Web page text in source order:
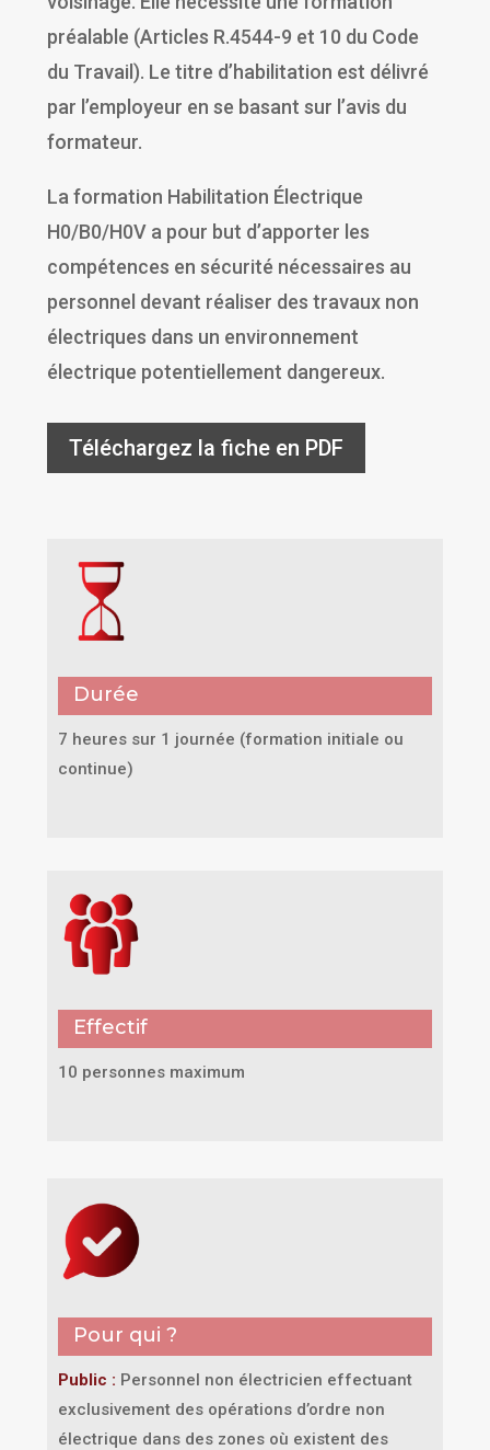
préalable (Articles R.4544-9 et 10 du Code
du Travail). Le titre d’habilitation est délivré
par l’employeur en se basant sur l’avis du
formateur.
La formation Habilitation Électrique
H0/B0/H0V a pour but d’apporter les
compétences en sécurité nécessaires au
personnel devant réaliser des travaux non
électriques dans un environnement
électrique potentiellement dangereux.
Téléchargez la fiche en PDF
Durée
7 heures sur 1 journée (formation initiale ou
continue)
Effectif
10 personnes maximum
Pour qui ?
Public : Personnel non électricien effectuant
exclusivement des opérations d’ordre non
électrique dans des zones où existent des